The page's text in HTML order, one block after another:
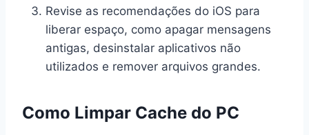
Revise as recomendações do iOS para
liberar espaço, como apagar mensagens
antigas, desinstalar aplicativos não
utilizados e remover arquivos grandes.
Como Limpar Cache do PC